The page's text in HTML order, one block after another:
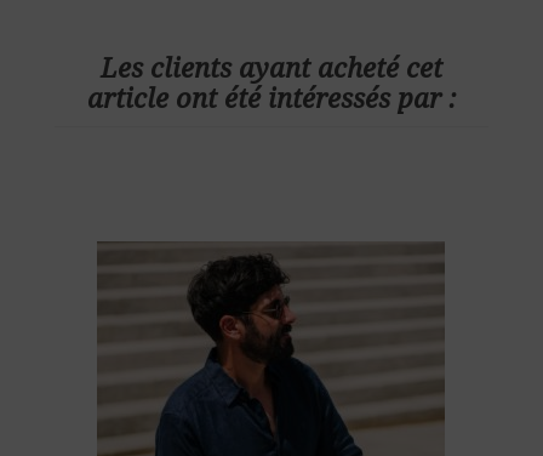
Les clients ayant acheté cet
article ont été intéressés par :